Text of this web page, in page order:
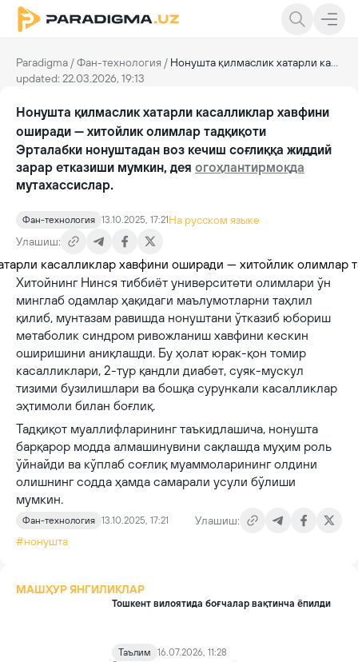
Paradigma /Фан-технология / Нонушта қилмаслик хатарли касалликлар хавфини оширади — хитойлик олимлар тадқиқоти
updated: 22.03.2026, 19:13
Нонушта қилмаслик хатарли касалликлар хавфини
оширади — хитойлик олимлар тадқиқоти
Эрталабки нонуштадан воз кечиш соғлиққа жиддий
зарар етказиши мумкин, дея огоҳлантирмоқда
мутахассислар.
Фан-технология 13.10.2025, 17:21 На русском языке
Улашиш:
Хитойнинг Нинся тиббиёт университети олимлари ўн
минглаб одамлар ҳақидаги маълумотларни таҳлил
қилиб, мунтазам равишда нонуштани ўтказиб юбориш
метаболик синдром ривожланиш хавфини кескин
оширишини аниқлашди. Бу ҳолат юрак-қон томир
касалликлари, 2-тур қандли диабет, суяк-мускул
тизими бузилишлари ва бошқа сурункали касалликлар
эҳтимоли билан боғлиқ.
Тадқиқот муаллифларининг таъкидлашича, нонушта
барқарор модда алмашинувини сақлашда муҳим роль
ўйнайди ва кўплаб соғлиқ муаммоларининг олдини
олишнинг содда ҳамда самарали усули бўлиши
мумкин.
Фан-технология 13.10.2025, 17:21
Улашиш:
#нонушта
МАШҲУР ЯНГИЛИКЛАР
Тошкент вилоятида боғчалар вақтинча ёпилди
Таълим
16.07.2026, 11:28